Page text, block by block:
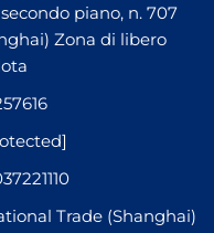
piano, n. 707
Zona di libero
Trade (Shanghai)